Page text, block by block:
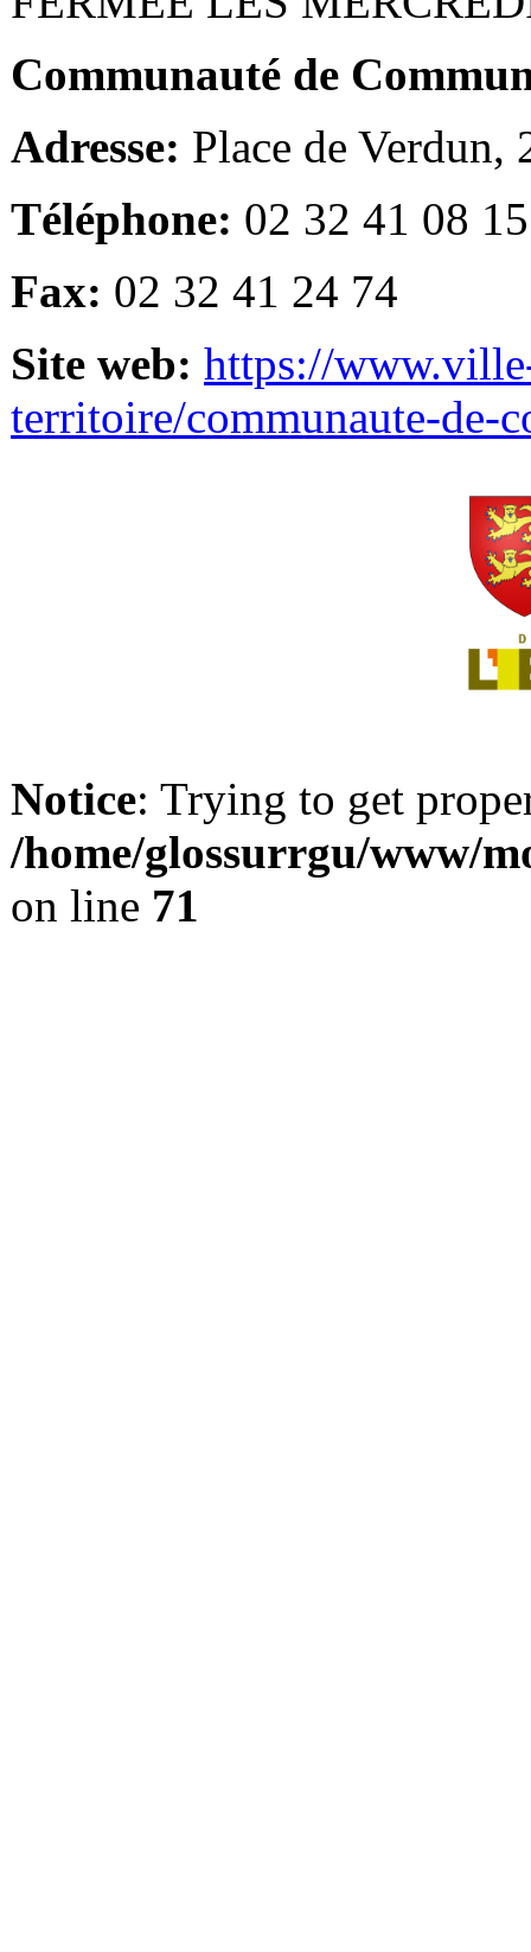
Communauté de
Adresse: Place de Verdun,
Téléphone: 02 32 41 08 15
Fax: 02 32 41 24 74
Site web: https://
territoire/communaute-de-
Notice: Trying to get
/home/glossurrgu/www/
on line 71